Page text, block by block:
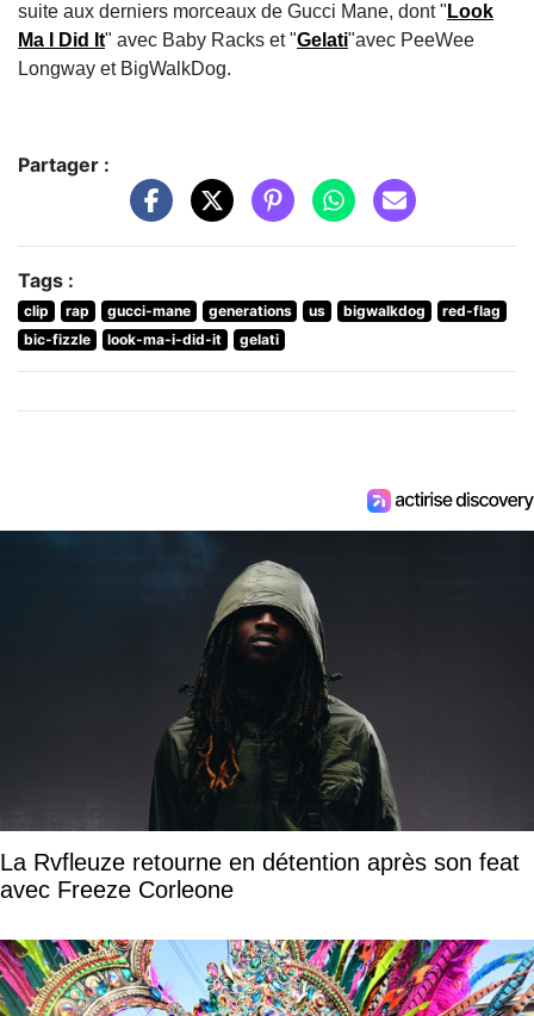
suite aux derniers morceaux de Gucci Mane, dont " Look
Ma I Did It" avec Baby Racks et "Gelati"avec PeeWee
Longway et BigWalkDog.
Partager :
Tags :
clip rap gucci-mane generations us bigwalkdog
red-flag
bic-fizzle
look-ma-i-did-it gelati
La Rvfleuze retourne en détention après son feat
avec Freeze Corleone